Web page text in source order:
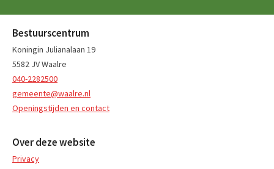
Bestuurscentrum
Koningin Julianalaan 19
5582 JV Waalre
040-2282500
gemeente@waalre.nl
Openingstijden en contact
Over deze website
Privacy